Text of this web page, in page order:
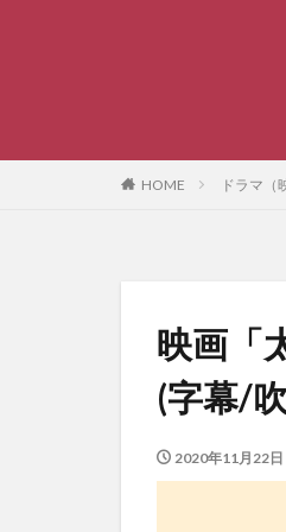
HOME ドラマ（
映画「
(字幕/
2020年11月22日